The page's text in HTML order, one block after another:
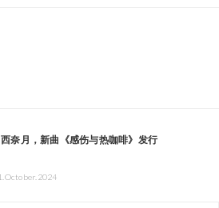
奈月，新曲《感伤与热咖啡》发行